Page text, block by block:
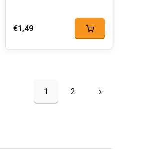
€1,49
1 2